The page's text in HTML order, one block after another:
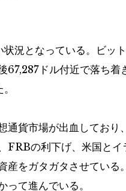
況となっている。ビッ
67,287ドル付近で落ち着
通貨市場が出血してお
FRBの利下げ、米国と
産をガタガタさせてい
って進んでいる。